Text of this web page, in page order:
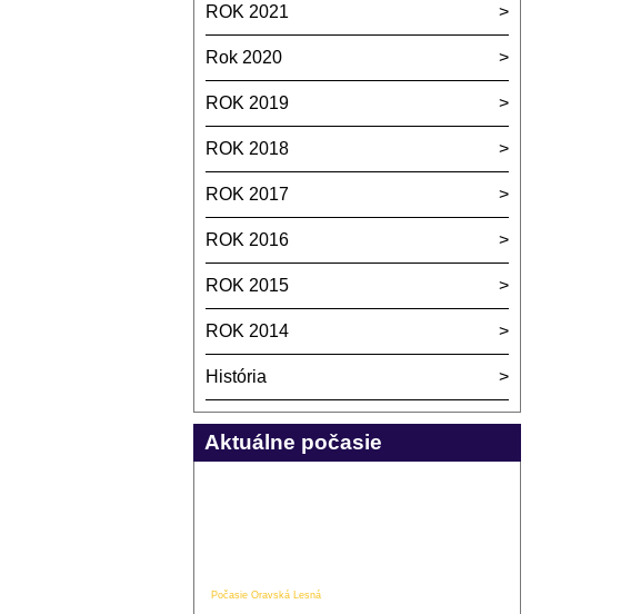
ROK 2021
Rok 2020
ROK 2019
ROK 2018
ROK 2017
ROK 2016
ROK 2015
ROK 2014
História
Aktuálne počasie
Počasie Oravská Lesná